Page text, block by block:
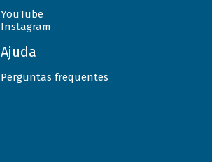
YouTube
Instagram
Ajuda
Perguntas frequentes